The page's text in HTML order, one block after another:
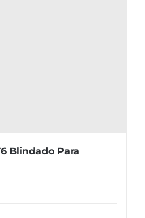
Blindado Para